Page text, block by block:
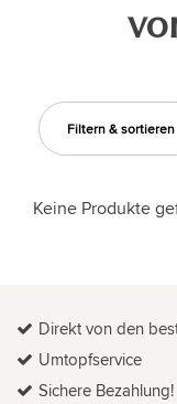
Filtern & sortieren
Keine Produkte
Direkt von den
Umtopfservice
Sichere Bezahlung!